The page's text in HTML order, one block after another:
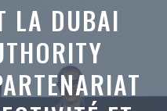
LA DUBAI